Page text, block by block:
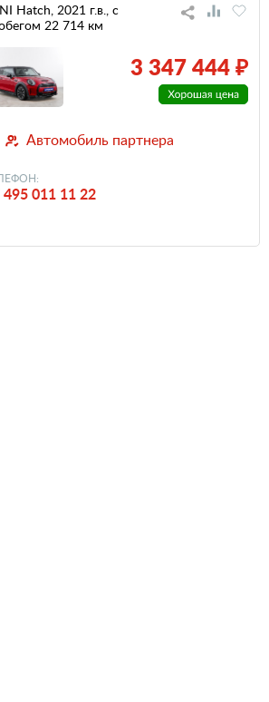
не участвовал
панорамная
Hatch, 2021 г.в., с
22 714 км
3 347 444 ₽
Автомобиль партнера
495 011 11 22